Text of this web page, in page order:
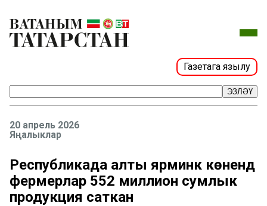
Газетага язылу
ЭЗЛӘҮ
20 апрель 2026
Яңалыклар
Республикада алты ярминкә көнендә
фермерлар 552 миллион сумлык
продукция саткан